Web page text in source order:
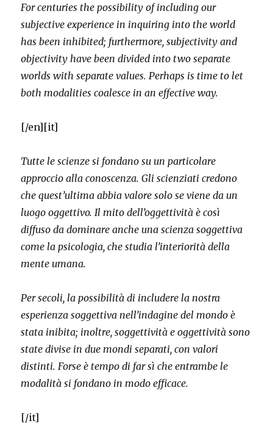
For centuries the possibility of including our
subjective experience in inquiring into the world
has been inhibited; furthermore, subjectivity and
objectivity have been divided into two separate
worlds with separate values. Perhaps is time to let
both modalities coalesce in an effective way.
[/en][it]
Tutte le scienze si fondano su un particolare
approccio alla conoscenza. Gli scienziati credono
che quest’ultima abbia valore solo se viene da un
luogo oggettivo. Il mito dell’oggettività è così
diffuso da dominare anche una scienza soggettiva
come la psicologia, che studia l’interiorità della
mente umana.
Per secoli, la possibilità di includere la nostra
esperienza soggettiva nell’indagine del mondo è
stata inibita; inoltre, soggettività e oggettività sono
state divise in due mondi separati, con valori
distinti. Forse è tempo di far sì che entrambe le
modalità si fondano in modo efficace.
[/it]